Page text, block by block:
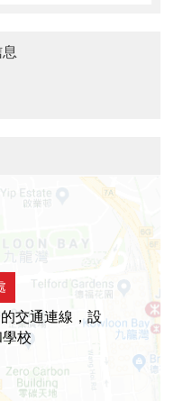
交通連線，設
校